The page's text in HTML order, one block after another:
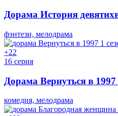
Дорама История
фэнтези, мелодрама
+22
16 серия
Дорама Вернуться в 1997
комедия, мелодрама